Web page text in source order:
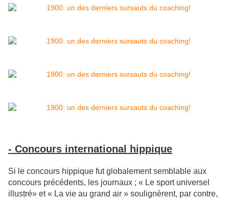
- Concours international hippique
Si le concours hippique fut globalement semblable aux
concours précédents, les journaux ; « Le sport universel
illustré» et « La vie au grand air » soulignèrent, par contre,